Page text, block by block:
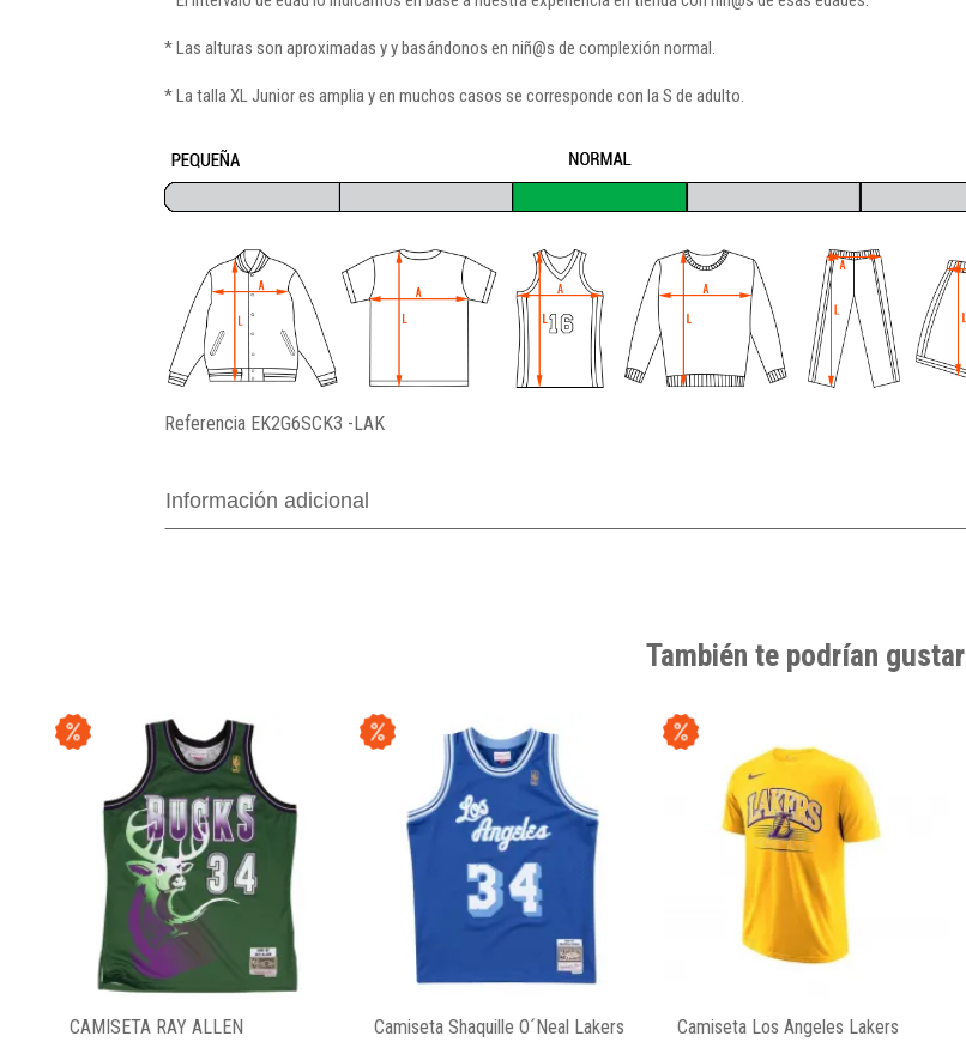
* Las alturas son aproximadas y y basándonos en niñ@s de complexión normal.
* La talla XL Junior es amplia y en muchos casos se corresponde con la S de adulto.
Referencia EK2G6SCK3 -LAK
Información adicional
También te podrían gustar
CAMISETA RAY ALLEN Camiseta Shaquille O´Neal Lakers Camiseta Los Angeles Lakers